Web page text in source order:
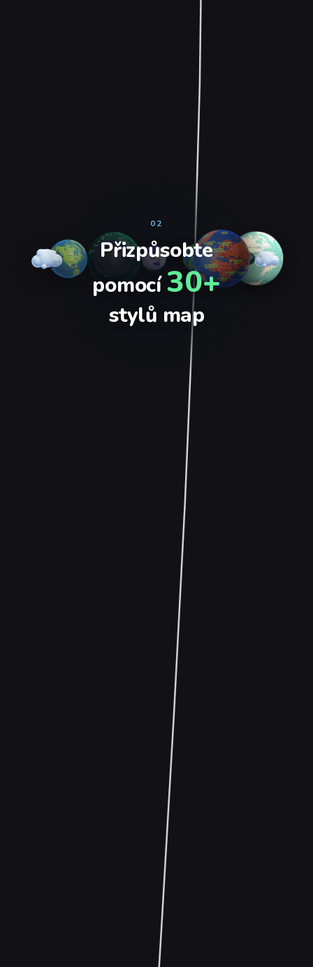
02
Přizpůsobte
pomocí30+
stylů map